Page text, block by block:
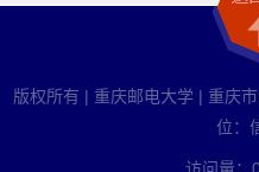
版权所有 | 重庆邮电大学 | 重庆
位：